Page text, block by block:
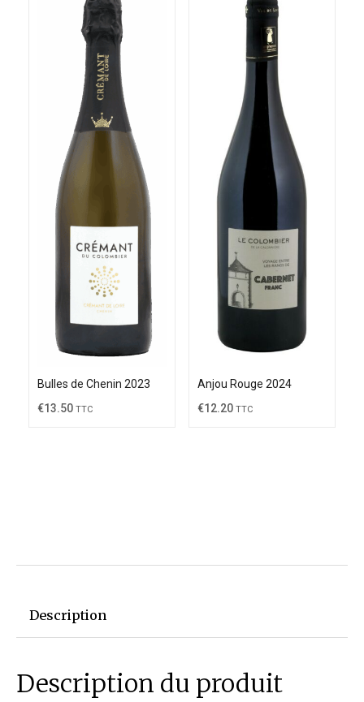
Bulles de Chenin 2023
€13.50 TTC
Anjou Rouge 2024
€12.20 TTC
Description
Description du produit